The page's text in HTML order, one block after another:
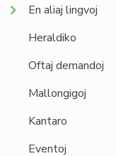
En aliaj lingvoj
Heraldiko
Oftaj demandoj
Mallongigoj
Kantaro
Eventoj